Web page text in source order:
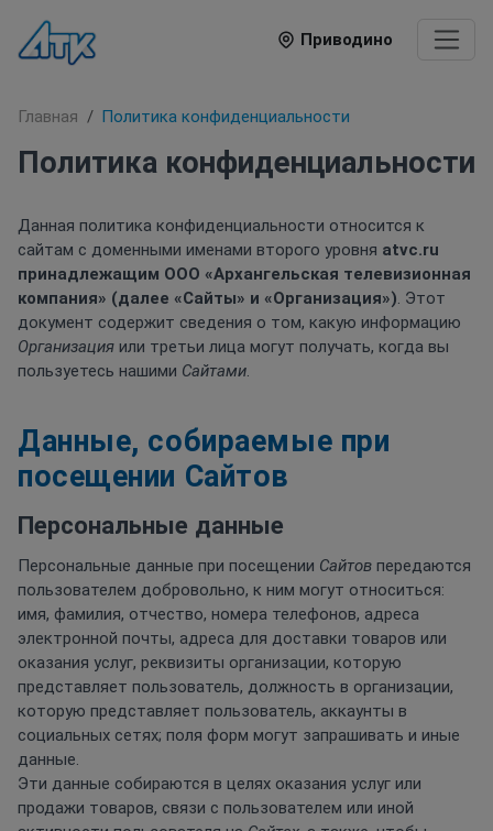
Приводино
Главная Политика конфиденциальности
Политика конфиденциальности
Данная политика конфиденциальности относится к
сайтам с доменными именами второго уровня atvc.ru
принадлежащим ООО «Архангельская телевизионная
компания» (далее «Сайты» и «Организация»). Этот
документ содержит сведения о том, какую информацию
Организация или третьи лица могут получать, когда вы
пользуетесь нашими Сайтами.
Данные, собираемые при
посещении Cайтов
Персональные данные
Персональные данные при посещении Сайтов передаются
пользователем добровольно, к ним могут относиться:
имя, фамилия, отчество, номера телефонов, адреса
электронной почты, адреса для доставки товаров или
оказания услуг, реквизиты организации, которую
представляет пользователь, должность в организации,
которую представляет пользователь, аккаунты в
социальных сетях; поля форм могут запрашивать и иные
данные.
Эти данные собираются в целях оказания услуг или
продажи товаров, связи с пользователем или иной